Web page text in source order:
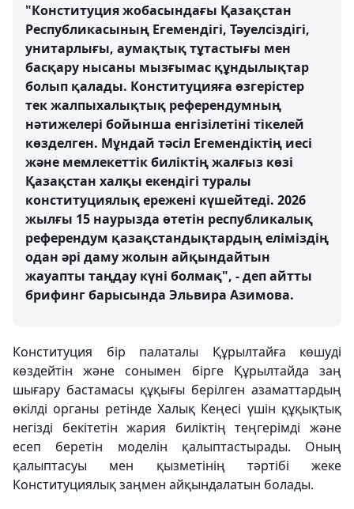
"Конституция жобасындағы Қазақстан
Республикасының Егемендігі, Тәуелсіздігі,
унитарлығы, аумақтық тұтастығы мен
басқару нысаны мызғымас құндылықтар
болып қалады. Конституцияға өзгерістер
тек жалпыхалықтық референдумның
нәтижелері бойынша енгізілетіні тікелей
көзделген. Мұндай тәсіл Егемендіктің иесі
және мемлекеттік биліктің жалғыз көзі
Қазақстан халқы екендігі туралы
конституциялық ережені күшейтеді. 2026
жылғы 15 наурызда өтетін республикалық
референдум қазақстандықтардың еліміздің
одан әрі даму жолын айқындайтын
жауапты таңдау күні болмақ", - деп айтты
брифинг барысында Эльвира Азимова.
Конституция бір палаталы Құрылтайға көшуді
көздейтін және сонымен бірге Құрылтайда заң
шығару бастамасы құқығы берілген азаматтардың
өкілді органы ретінде Халық Кеңесі үшін құқықтық
негізді бекітетін жария биліктің теңгерімді және
есеп беретін моделін қалыптастырады. Оның
қалыптасуы мен қызметінің тәртібі жеке
Конституциялық заңмен айқындалатын болады.